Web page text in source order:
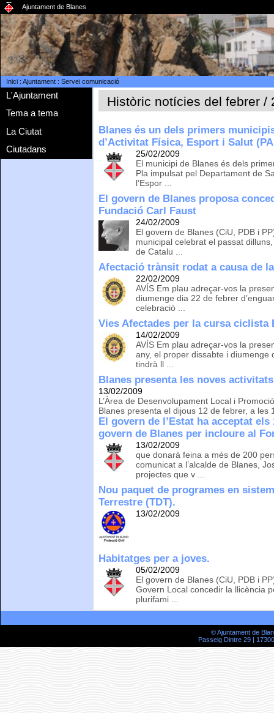
Ajuntament de Blanes
Inici: Ajuntament: Servei comunicació
L'Ajuntament
Tema a tema
La Ciutat
Ciutadans
Històric notícies del febrer /
Blanes és un dels primers
d’Activitat Física, Esport i Salut
25/02/2009
El municipi de Blanes és dels
Pla impulsat pel Departament de
l’Espor ...
El govern de Blanes proposa
Fundació Carl Faust
24/02/2009
El govern de Blanes (CiU, PDB i
municipal celebrat el passat
de Catalu ...
Afectació trànsit rodat a causa de
22/02/2009
AVÍS Em plau adreçar-vos la
diumenge dia 22 de febrer
celebració ...
Vies Afectades per la cursa ciclista
14/02/2009
AVÍS Em plau adreçar-vos la
any, el proper dissabte i diumenge
tindrà ll ...
Blanes presenta les noves
13/02/2009
L’Àrea de Desenvolupament Local i
Blanes presenta el dijous 12 de febrer, a les
El govern de l’Estat ha acceptat
govern de Blanes per incloure al
13/02/2009
que donarà feina a més de 200
comunicat a l’alcalde de Blanes,
projectes que v ...
Nou paquet de programes en
Terrestre (TDT).
13/02/2009
Habitatges per a joves.
05/02/2009
El govern de Blanes (CiU, PDB i
Govern Local concedir la llicència
plurifami ...
© Ajuntament de
Passeig Dintre 29 |